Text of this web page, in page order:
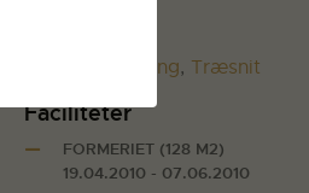
Tegning, Træsnit
Faciliteter
FORMERIET (128 M2)
19.04.2010 - 07.06.2010